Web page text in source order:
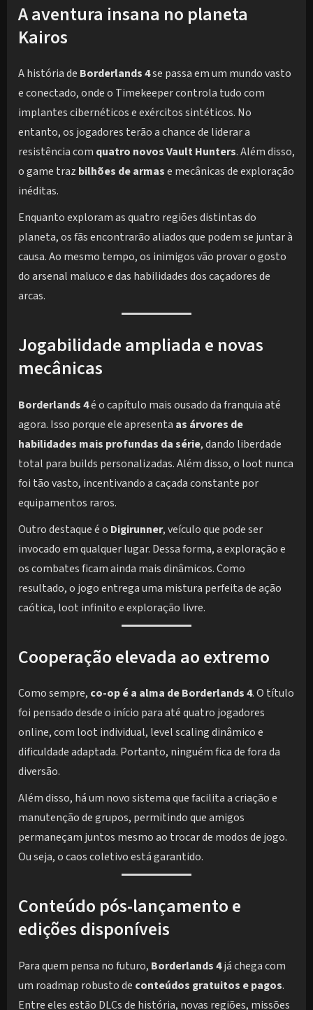
A aventura insana no planeta
Kairos
A história de Borderlands 4se passa em um mundo vasto
e conectado, onde o Timekeeper controla tudo com
implantes cibernéticos e exércitos sintéticos. No
entanto, os jogadores terão a chance de liderar a
resistência com quatro novos Vault Hunters. Além disso,
o game traz bilhões de armase mecânicas de exploração
inéditas.
Enquanto exploram as quatro regiões distintas do
planeta, os fãs encontrarão aliados que podem se juntar à
causa. Ao mesmo tempo, os inimigos vão provar o gosto
do arsenal maluco e das habilidades dos caçadores de
arcas.
Jogabilidade ampliada e novas
mecânicas
Borderlands 4é o capítulo mais ousado da franquia até
agora. Isso porque ele apresenta as árvores de
habilidades mais profundas da série, dando liberdade
total para builds personalizadas. Além disso, o loot nunca
foi tão vasto, incentivando a caçada constante por
equipamentos raros.
Outro destaque é o Digirunner, veículo que pode ser
invocado em qualquer lugar. Dessa forma, a exploração e
os combates ficam ainda mais dinâmicos. Como
resultado, o jogo entrega uma mistura perfeita de ação
caótica, loot infinito e exploração livre.
Cooperação elevada ao extremo
Como sempre, co-op é a alma de Borderlands 4. O título
foi pensado desde o início para até quatro jogadores
online, com loot individual, level scaling dinâmico e
dificuldade adaptada. Portanto, ninguém fica de fora da
diversão.
Além disso, há um novo sistema que facilita a criação e
manutenção de grupos, permitindo que amigos
permaneçam juntos mesmo ao trocar de modos de jogo.
Ou seja, o caos coletivo está garantido.
Conteúdo pós-lançamento e
edições disponíveis
Para quem pensa no futuro, Borderlands 4já chega com
um roadmap robusto de conteúdos gratuitos e pagos.
Entre eles estão DLCs de história, novas regiões, missões